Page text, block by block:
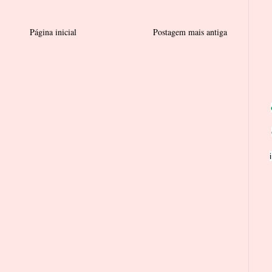
Postagem mais antiga
Página inicial